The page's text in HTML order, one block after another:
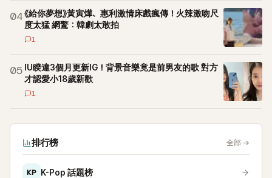
04《給你夢想》黃寅燁、惠利激情床戲瘋傳！火辣激吻尺
度太猛 網驚：韓劇太敢拍
1
05 IU睽違3個月更新IG！背景音樂竟是前男友的歌 對方
才認愛小18歲新歡
1
排行榜 全部 →
KP K-Pop 話題榜